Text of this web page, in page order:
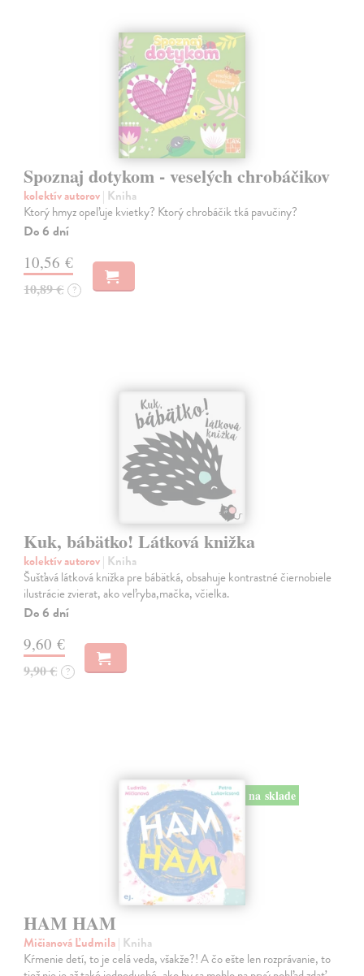
Spoznaj dotykom - veselých chrobáčikov
kolektív autorov| Kniha
Ktorý hmyz opeľuje kvietky? Ktorý chrobáčik tká pavučiny?
Do 6 dní
10,56 €
10,89 € ?
Kuk, bábätko! Látková knižka
kolektív autorov| Kniha
Šušťavá látková knižka pre bábätká, obsahuje kontrastné čiernobiele
ilustrácie zvierat, ako veľryba,mačka, včielka.
Do 6 dní
9,60 €
9,90 € ?
na sklade
HAM HAM
Mičianová Ľudmila| Kniha
Kŕmenie detí, to je celá veda, všakže?! A čo ešte len rozprávanie, to